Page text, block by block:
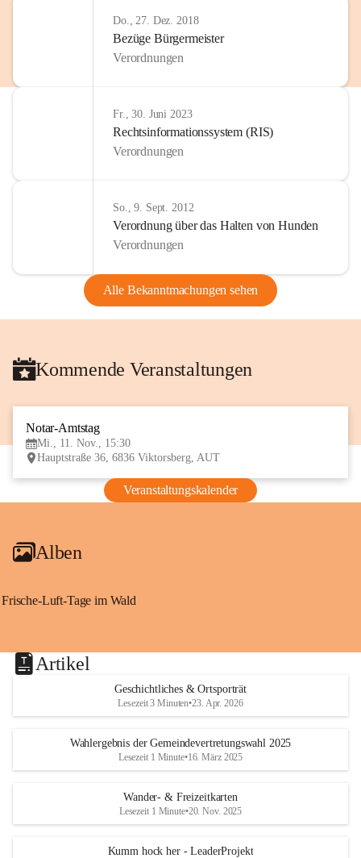
Do., 27. Dez. 2018
Bezüge Bürgermeister
Verordnungen
Fr., 30. Juni 2023
Rechtsinformationssystem (RIS)
Verordnungen
So., 9. Sept. 2012
Verordnung über das Halten von Hunden
Verordnungen
Alle Bekanntmachungen sehen
Kommende Veranstaltungen
Notar-Amtstag
Mi., 11. Nov., 15:30
Hauptstraße 36, 6836 Viktorsberg, AUT
Veranstaltungskalender
Alben
Frische-Luft-Tage im Wald
Artikel
Geschichtliches & Ortsporträt
Lesezeit 3 Minuten•23. Apr. 2026
Wahlergebnis der Gemeindevertretungswahl 2025
Lesezeit 1 Minute•16. März 2025
Wander- & Freizeitkarten
Lesezeit 1 Minute•20. Nov. 2025
Kumm hock her - LeaderProjekt